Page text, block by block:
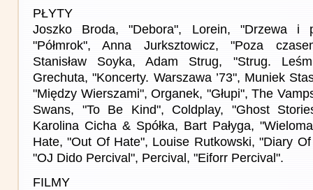
PŁYTY
Joszko Broda, "Debora", Lorein, "Drzewa i
"Półmrok", Anna Jurksztowicz, "Poza
Stanisław Soyka, Adam Strug, "Strug.
Grechuta, "Koncerty. Warszawa ’73", Muniek
"Między Wierszami", Organek, "Głupi", The
Swans, "To Be Kind", Coldplay, "Ghost
Karolina Cicha & Spółka, Bart Pałyga,
Hate, "Out Of Hate", Louise Rutkowski, "Diary
"OJ Dido Percival", Percival, "Eiforr Percival".
FILMY